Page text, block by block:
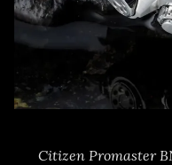
Citizen Promaster